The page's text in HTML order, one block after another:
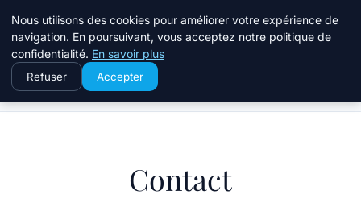
Travail Saisonnier
Accueil Contact
Contact
Nous utilisons des cookies pour améliorer votre expérience de
navigation. En poursuivant, vous acceptez notre politique de
confidentialité. En savoir plus
Refuser Accepter